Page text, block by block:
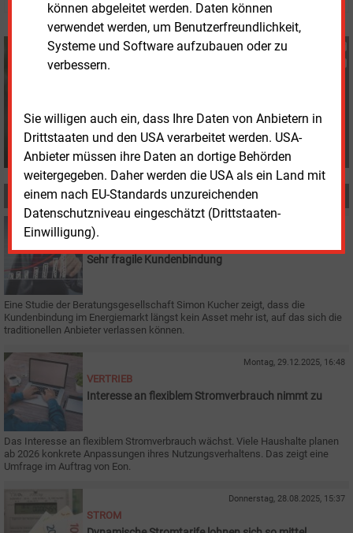
können abgeleitet werden. Daten können
verwendet werden, um Benutzerfreundlichkeit,
Systeme und Software aufzubauen oder zu
verbessern.
Sie willigen auch ein, dass Ihre Daten von Anbietern in
Drittstaaten und den USA verarbeitet werden. USA-
Anbieter müssen ihre Daten an dortige Behörden
weitergegeben. Daher werden die USA als ein Land mit
einem nach EU-Standards unzureichenden
Datenschutzniveau eingeschätzt (Drittstaaten-
Einwilligung).
Fritz Wilhelm
MEHR ZUM THEMA
VERTRIEB
Sehr fragile Kundenbindung
Eine Studie der Beratungsgesellschaft Simon Kucher zeigt, dass die
Kundenbindung im Energiemarkt längst kein Asset mehr ist, auf das sich die
traditionellen Anbieter verlassen können.
Montag, 29.12.2025, 16:48
VERTRIEB
Interesse an flexiblem Stromverbrauch nimmt zu
Das Interesse an flexiblem Stromverbrauch wächst. Viele Haushalte planen
ab 2026 konkrete Anpassungen ihres Nutzungsverhaltens. Das zeigt eine
Umfrage im Auftrag von Eon.
Donnerstag, 28.08.2025, 15:37
STROM